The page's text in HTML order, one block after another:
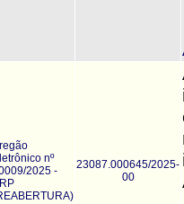
nº
2025 -
23087.000645/2025-
00